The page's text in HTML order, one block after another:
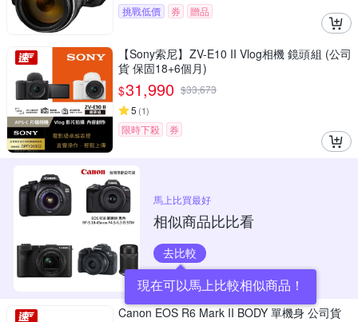
挑戰低價 券 贈品
【Sony索尼】ZV-E10 II Vlog相機 鏡頭組 (公司
貨 保固18+6個月)
$31,990 $33,673
5 (1)
限時下殺 券
馬上比買最好
相似商品比比看
去比較
現在可以馬上比較相似商品！
Canon EOS R6 Mark II BODY 單機身 公司貨